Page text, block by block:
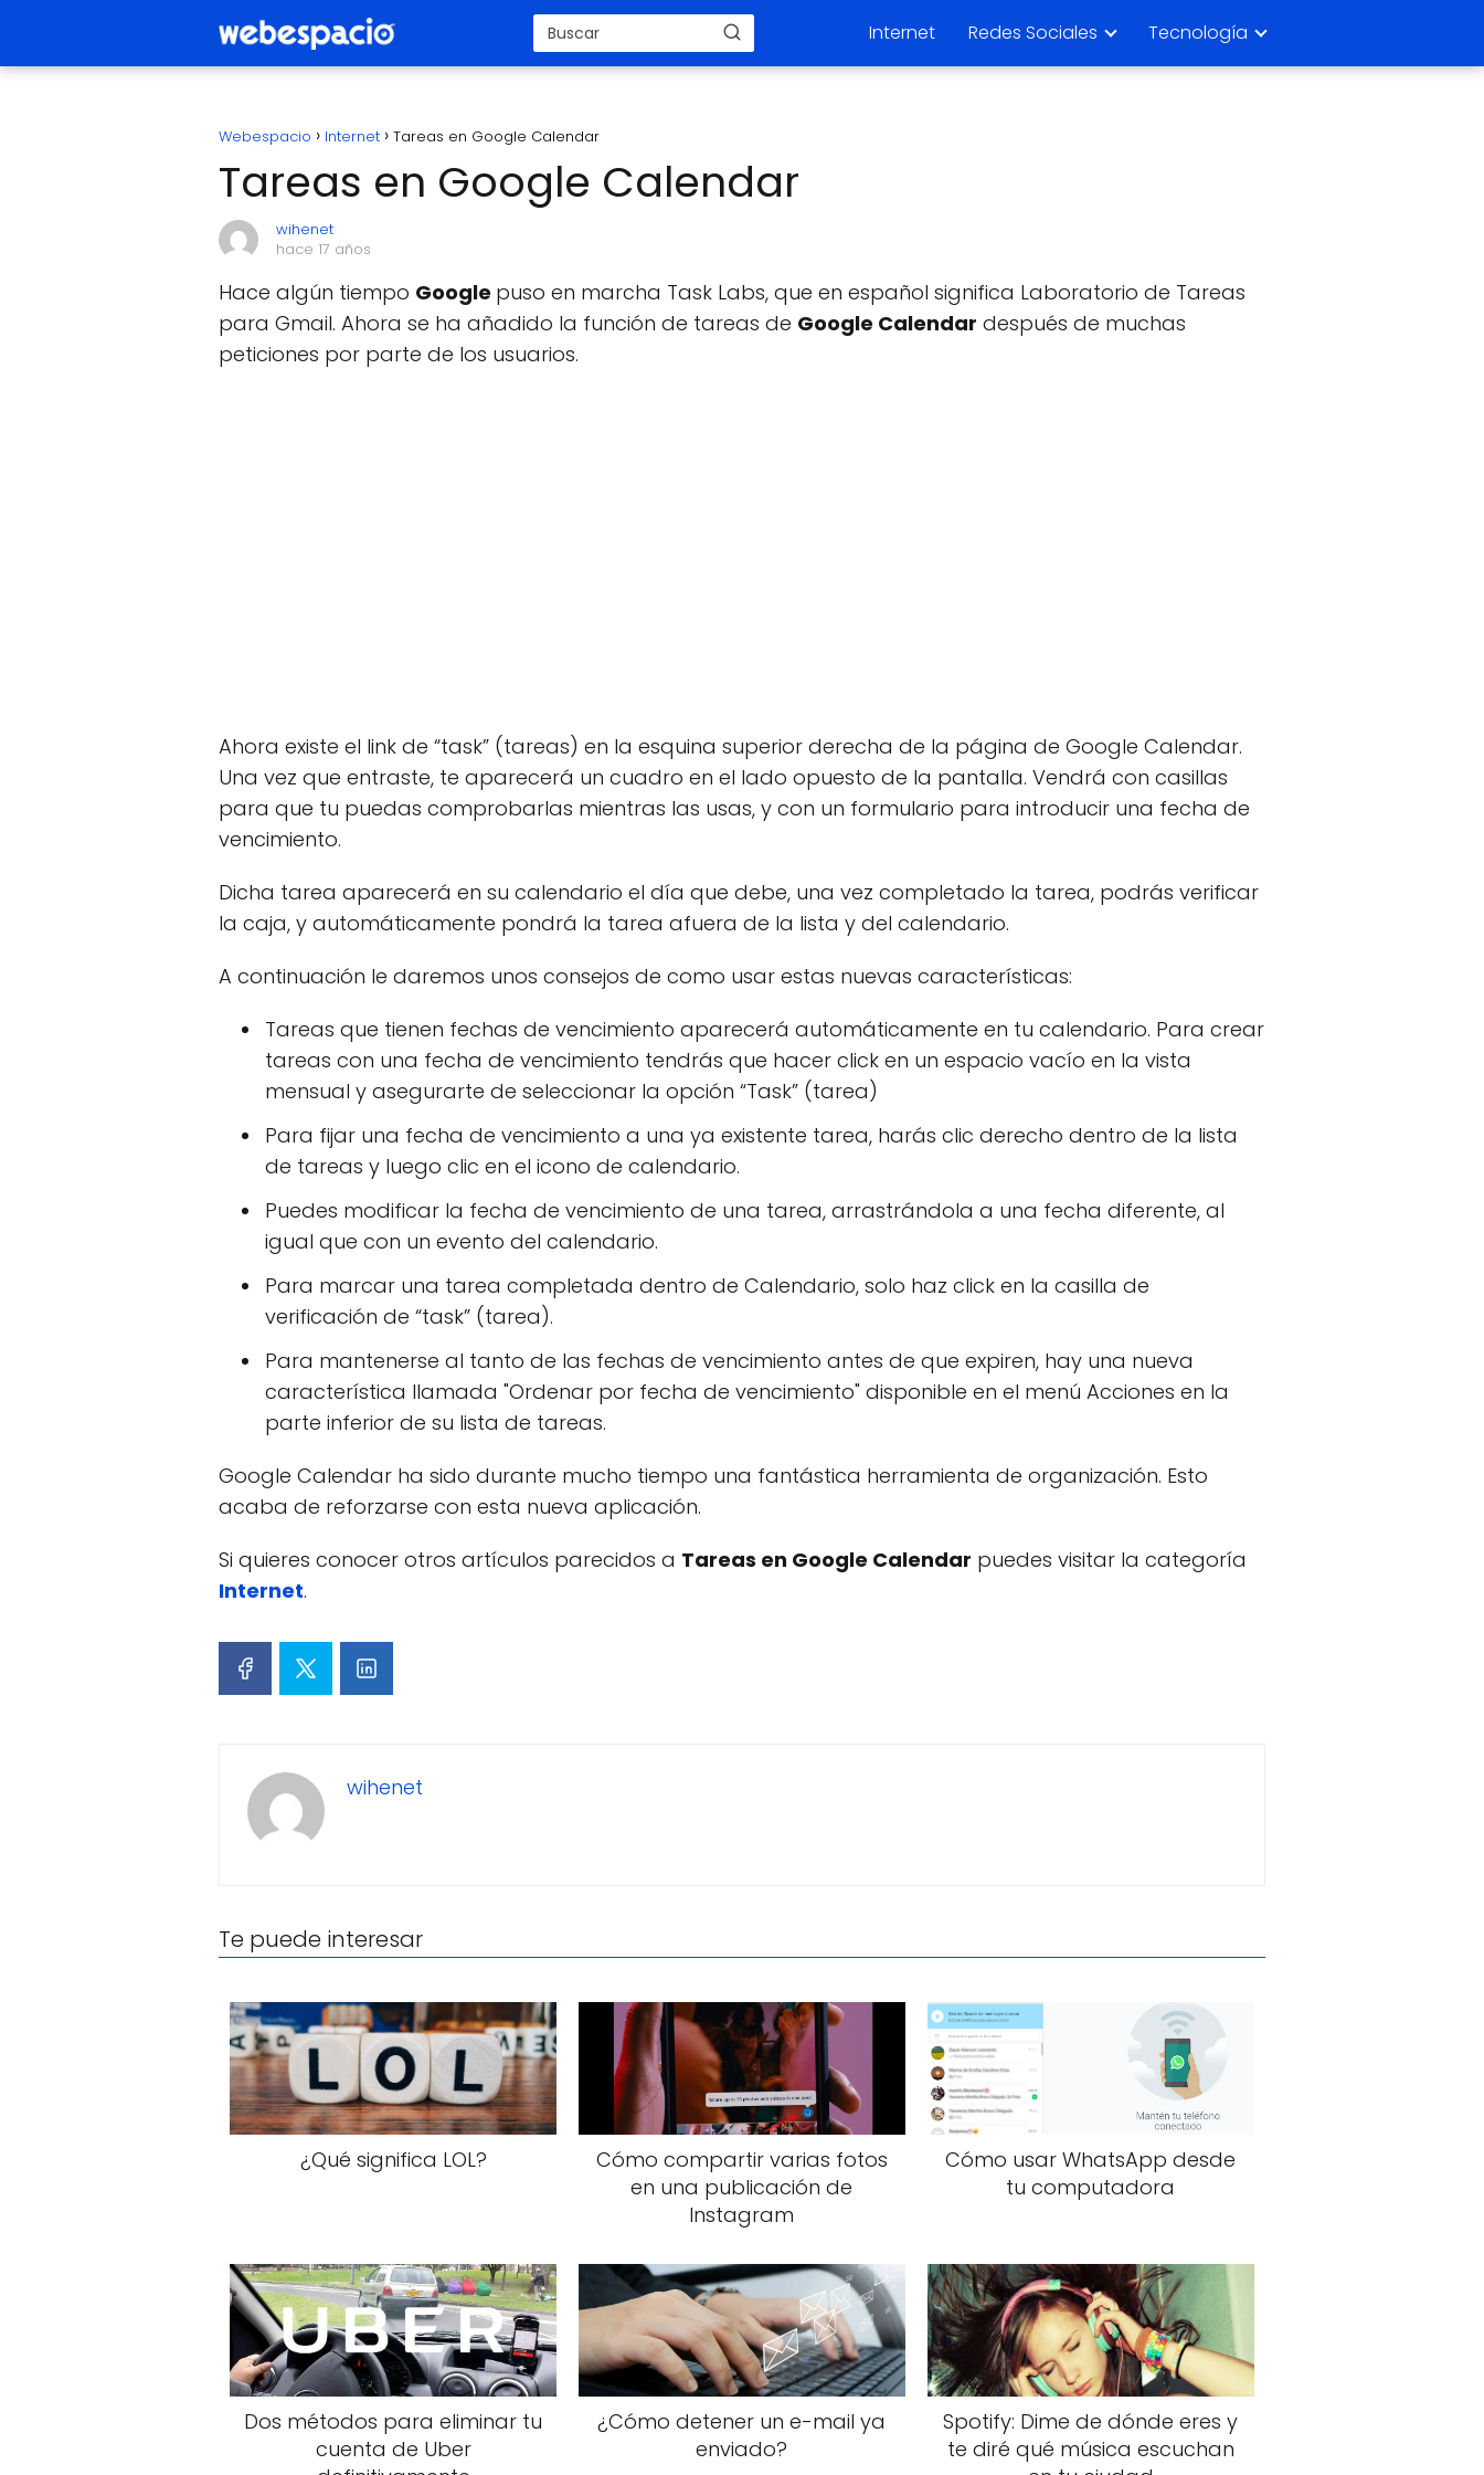
Internet Redes Sociales Tecnología
Webespacio Internet Tareas en Google Calendar
Tareas en Google Calendar
wihenet
hace 17 años
Hace algún tiempo Google puso en marcha Task Labs, que en español significa Laboratorio de Tareas
para Gmail. Ahora se ha añadido la función de tareas de Google Calendar después de muchas
peticiones por parte de los usuarios.
Ahora existe el link de “task” (tareas) en la esquina superior derecha de la página de Google Calendar.
Una vez que entraste, te aparecerá un cuadro en el lado opuesto de la pantalla. Vendrá con casillas
para que tu puedas comprobarlas mientras las usas, y con un formulario para introducir una fecha de
vencimiento.
Dicha tarea aparecerá en su calendario el día que debe, una vez completado la tarea, podrás verificar
la caja, y automáticamente pondrá la tarea afuera de la lista y del calendario.
A continuación le daremos unos consejos de como usar estas nuevas características:
Tareas que tienen fechas de vencimiento aparecerá automáticamente en tu calendario. Para crear
tareas con una fecha de vencimiento tendrás que hacer click en un espacio vacío en la vista
mensual y asegurarte de seleccionar la opción “Task” (tarea)
Para fijar una fecha de vencimiento a una ya existente tarea, harás clic derecho dentro de la lista
de tareas y luego clic en el icono de calendario.
Puedes modificar la fecha de vencimiento de una tarea, arrastrándola a una fecha diferente, al
igual que con un evento del calendario.
Para marcar una tarea completada dentro de Calendario, solo haz click en la casilla de
verificación de “task” (tarea).
Para mantenerse al tanto de las fechas de vencimiento antes de que expiren, hay una nueva
característica llamada "Ordenar por fecha de vencimiento" disponible en el menú Acciones en la
parte inferior de su lista de tareas.
Google Calendar ha sido durante mucho tiempo una fantástica herramienta de organización. Esto
acaba de reforzarse con esta nueva aplicación.
Si quieres conocer otros artículos parecidos a Tareas en Google Calendar puedes visitar la categoría
Internet.
wihenet
Te puede interesar
¿Qué significa LOL?
Cómo compartir varias fotos
en una publicación de
Instagram
Cómo usar WhatsApp desde
tu computadora
Dos métodos para eliminar tu
cuenta de Uber
¿Cómo detener un e-mail ya
enviado?
Spotify: Dime de dónde eres y
te diré qué música escuchan